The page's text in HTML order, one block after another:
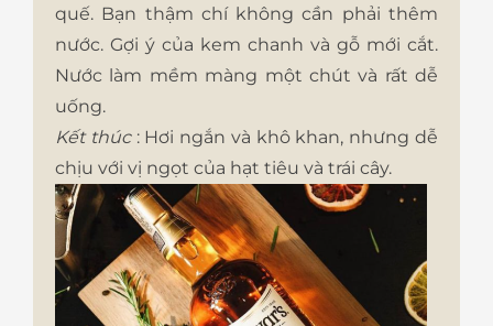
quế. Bạn thậm chí không cần phải thêm
nước. Gợi ý của kem chanh và gỗ mới cắt.
Nước làm mềm màng một chút và rất dễ
uống.
Kết thúc: Hơi ngắn và khô khan, nhưng dễ
chịu với vị ngọt của hạt tiêu và trái cây.